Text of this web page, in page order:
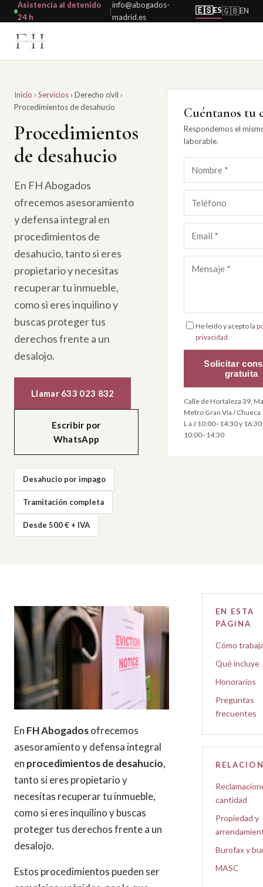
Asistencia al detenido
24 h
|
info@abogados-
madrid.es
🇪🇸ES🇬🇧EN
Inicio › Servicios › Derecho civil ›
Procedimientos de desahucio
Procedimientos
de desahucio
En FH Abogados
ofrecemos asesoramiento
y defensa integral en
procedimientos de
desahucio, tanto si eres
propietario y necesitas
recuperar tu inmueble,
como si eres inquilino y
buscas proteger tus
derechos frente a un
desalojo.
Llamar 633 023 832
Escribir por
WhatsApp
Desahucio por impago
Tramitación completa
Desde 500 € + IVA
Cuéntanos tu
Respondemos el
laborable.
He leído y acepto la
privacidad.
Solicitar
gratuita
Calle de Hortaleza 39,
Metro Gran Vía / Chueca
L a J 10:00–14:30 y
10:00–14:30
En FH Abogadosofrecemos
asesoramiento y defensa integral
en procedimientos de desahucio,
tanto si eres propietario y
necesitas recuperar tu inmueble,
como si eres inquilino y buscas
proteger tus derechos frente a un
desalojo.
Estos procedimientos pueden ser
EN ESTA
PÁGINA
Cómo
Qué incluye
Honorarios
Preguntas
frecuentes
cantidad
Propiedad y
Burofax y
MASC